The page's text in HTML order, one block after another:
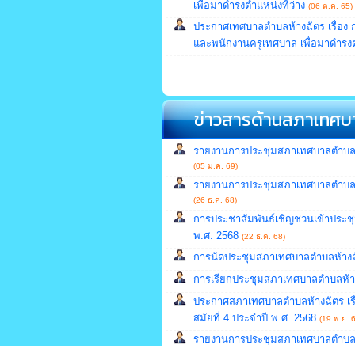
เพื่อมาดำรงตำแหน่งที่ว่าง (06 ต.ค. 65)
ประกาศเทศบาลตำบลห้างฉัตร เรื่อ
และพนักงานครูเทศบาล เพื่อมาดำร
ข่าวสารด้านสภาเทศ
รายงานการประชุมสภาเทศบาลตำ
(05 ม.ค. 69)
รายงานการประชุมสภาเทศบาลตำ
(26 ธ.ค. 68)
การประชาสัมพันธ์เชิญชวนเข้าปร
พ.ศ. 2568 (22 ธ.ค. 68)
การนัดประชุมสภาเทศบาลตำบลห้า
การเรียกประชุมสภาเทศบาลตำบล
ประกาศสภาเทศบาลตำบลห้างฉัตร
สมัยที่ 4 ประจำปี พ.ศ. 2568 (19 พ.ย.
รายงานการประชุมสภาเทศบาลตำ